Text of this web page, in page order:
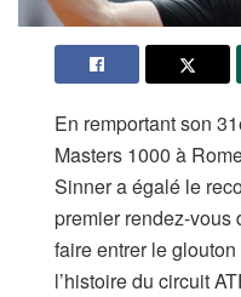
En remportant son
Masters 1000 à
Sinner a égalé le
premier rendez-vous
faire entrer le
l’histoire du circuit